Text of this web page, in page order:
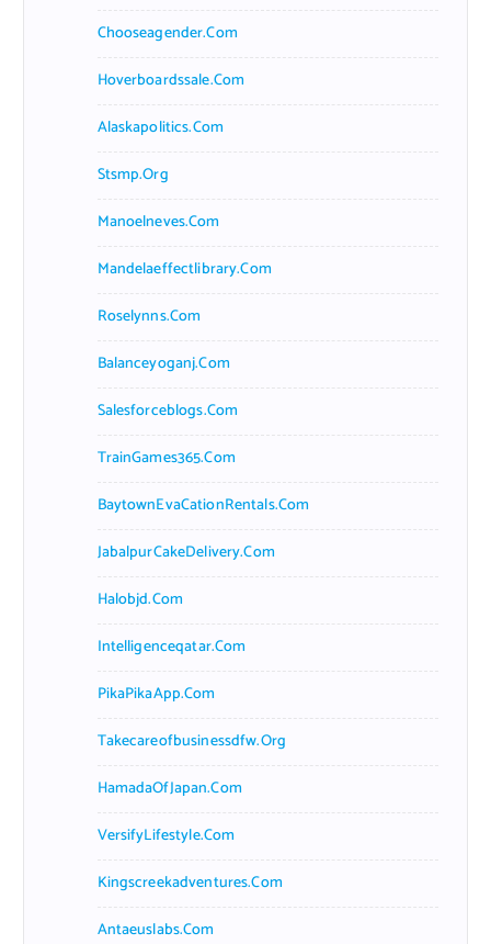
Chooseagender.com
Hoverboardssale.com
Alaskapolitics.com
Stsmp.org
Manoelneves.com
Mandelaeffectlibrary.com
Roselynns.com
Balanceyoganj.com
Salesforceblogs.com
TrainGames365.com
BaytownEvaCationRentals.com
JabalpurCakeDelivery.com
Halobjd.com
Intelligenceqatar.com
PikaPikaApp.com
Takecareofbusinessdfw.org
HamadaOfJapan.com
VersifyLifestyle.com
Kingscreekadventures.com
Antaeuslabs.com